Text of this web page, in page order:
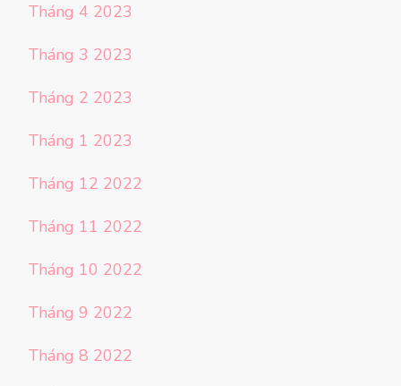
Tháng 4 2023
Tháng 3 2023
Tháng 2 2023
Tháng 1 2023
Tháng 12 2022
Tháng 11 2022
Tháng 10 2022
Tháng 9 2022
Tháng 8 2022